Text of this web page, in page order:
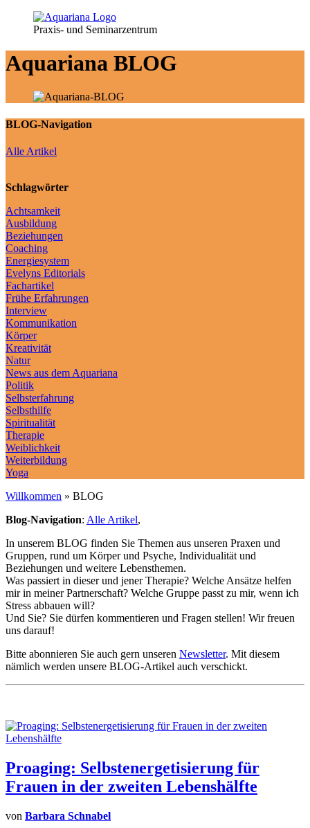
Praxis- und Seminarzentrum
Aquariana BLOG
BLOG-Navigation
Alle Artikel
Schlagwörter
Achtsamkeit
Ausbildung
Beziehungen
Coaching
Energiesystem
Evelyns Editorials
Fachartikel
Frühe Erfahrungen
Interview
Kommunikation
Körper
Kreativität
Natur
News aus dem Aquariana
Politik
Selbsterfahrung
Selbsthilfe
Spiritualität
Therapie
Weiblichkeit
Weiterbildung
Yoga
Willkommen » BLOG
Blog-Navigation: Alle Artikel,
In unserem BLOG finden Sie Themen aus unseren Praxen und
Gruppen, rund um Körper und Psyche, Individualität und
Beziehungen und weitere Lebensthemen.
Was passiert in dieser und jener Therapie? Welche Ansätze helfen
mir in meiner Partnerschaft? Welche Gruppe passt zu mir, wenn ich
Stress abbauen will?
Und Sie? Sie dürfen kommentieren und Fragen stellen! Wir freuen
uns darauf!
Bitte abonnieren Sie auch gern unseren Newsletter. Mit diesem
nämlich werden unsere BLOG-Artikel auch verschickt.
Proaging: Selbstenergetisierung für
Frauen in der zweiten Lebenshälfte
von Barbara Schnabel